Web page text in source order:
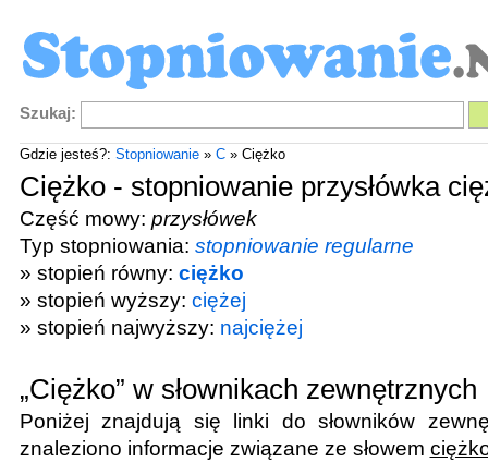
Szukaj:
Gdzie jesteś?: Stopniowanie» C» Ciężko
Ciężko - stopniowanie przysłówka
Część mowy: przysłówek
Typ stopniowania: stopniowanie regularne
» stopień równy: ciężko
» stopień wyższy: ciężej
» stopień najwyższy: najciężej
„Ciężko” w słownikach zewnętrznych
Poniżej znajdują się linki do słowników
znaleziono informacje związane ze słowem